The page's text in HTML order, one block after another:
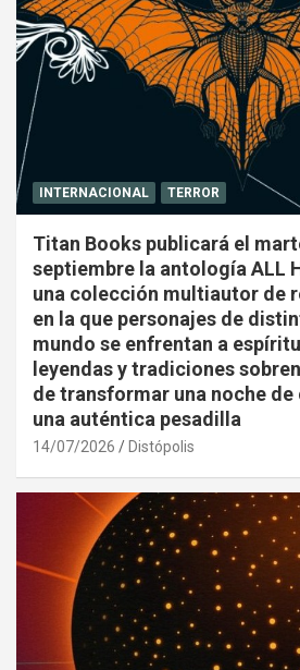
INTERNACIONAL TERROR
Titan Books publicará el
septiembre la antología ALL
una colección multiautor de
en la que personajes de
mundo se enfrentan a
leyendas y tradiciones
de transformar una noche de
una auténtica pesadilla
14/07/2026 Distópolis